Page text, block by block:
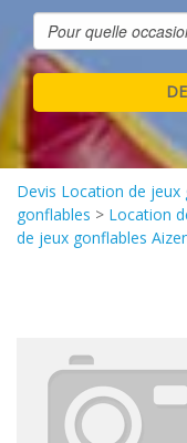
Devis Location de jeux
gonflables > Location
de jeux gonflables